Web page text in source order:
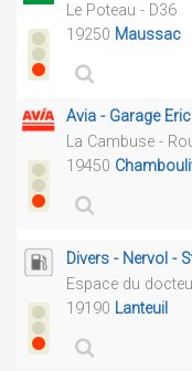
Le Poteau - D36
19250 Maussac
Avia - Garage
La Cambuse -
19450
Divers - Nervol -
Espace du
19190 Lanteuil